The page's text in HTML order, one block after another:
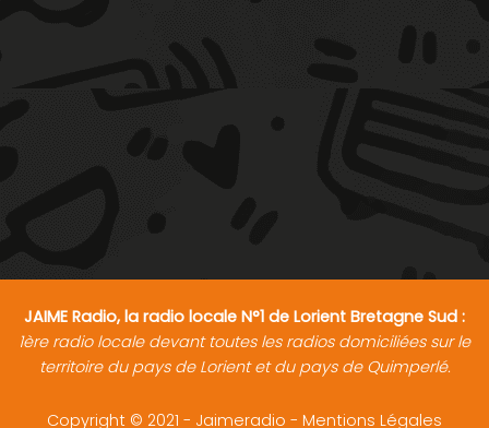
JAIME Radio, la radio locale N°1 de Lorient Bretagne Sud :
1ère radio locale devant toutes les radios domiciliées sur le
territoire du pays de Lorient et du pays de Quimperlé.
Copyright © 2021 - Jaimeradio - Mentions Légales